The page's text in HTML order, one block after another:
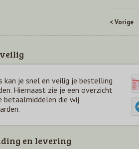
< Vorige
kan je snel en veilig je bestelling
Hiernaast zie je een overzicht
betaalmiddelen die wij
en levering